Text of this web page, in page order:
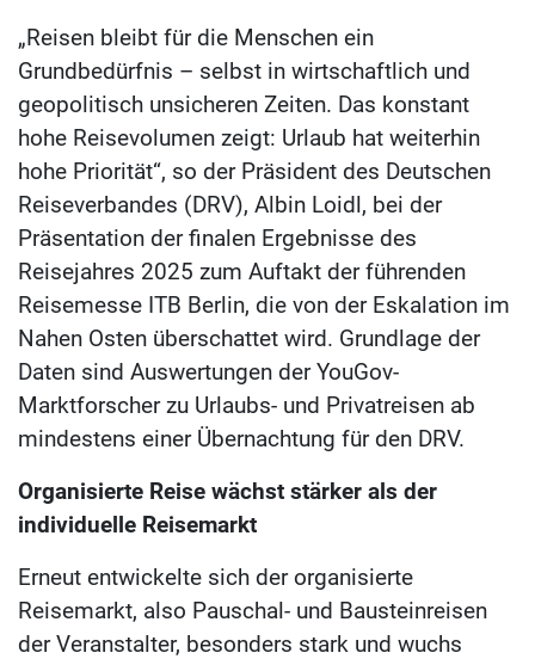
„Reisen bleibt für die Menschen ein
Grundbedürfnis – selbst in wirtschaftlich und
geopolitisch unsicheren Zeiten. Das konstant
hohe Reisevolumen zeigt: Urlaub hat weiterhin
hohe Priorität“, so der Präsident des Deutschen
Reiseverbandes (DRV), Albin Loidl, bei der
Präsentation der finalen Ergebnisse des
Reisejahres 2025 zum Auftakt der führenden
Reisemesse ITB Berlin, die von der Eskalation im
Nahen Osten überschattet wird. Grundlage der
Daten sind Auswertungen der YouGov-
Marktforscher zu Urlaubs- und Privatreisen ab
mindestens einer Übernachtung für den DRV.
Organisierte Reise wächst stärker als der
individuelle Reisemarkt
Erneut entwickelte sich der organisierte
Reisemarkt, also Pauschal- und Bausteinreisen
der Veranstalter, besonders stark und wuchs